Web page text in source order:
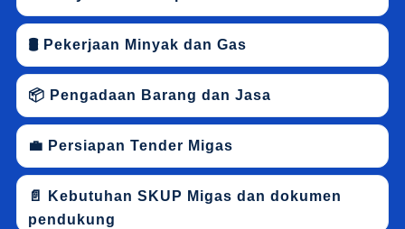
🛢 Pekerjaan Minyak dan Gas
📦 Pengadaan Barang dan Jasa
💼 Persiapan Tender Migas
📄 Kebutuhan SKUP Migas dan dokumen
pendukung